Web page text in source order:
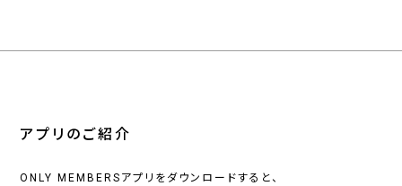
アプリのご紹介
ONLY MEMBERSアプリをダウンロードすると、